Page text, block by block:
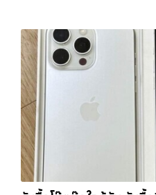
เกษตรนวมินทร์, เสนานิคม, วังหินไม่
ซื้อแมคบุค, รับซื้อโน๊ตบุ๊ค, รับซื้อแท็บเ
ไอที กรุงเทพฯ – เราพร้อมให้บริการครบ
แบบครบวงจรสำหรับลูกค้าที่ต้องการข
โฟน ทุกรุ่น…
ว่าอุปกรณ์แต่ละชิ้นไม่ใช่แค่เครื่องใช้
ต้องการเปลี่ยนรุ่น หรือต้องการเงินด่
เครื่อง ฟรี ปราบปรามความยุ่งยากทั้ง
จ่ายเงินทันทีเมื่อตกลงซื้อขายสำเร็จ
สายใหม่-เก่า, Samsung ทุกรุ่น,
จะอยู่ในสภาพใช้งานแล้ว ตกแต่งแล้ว
ไม่ได้ขึ้นอยู่แค่ยี่ห้อ แต่ขึ้นอยู่กับสภาพ
การขายของคุณ เราจึงตั้งใจให้บริการ
แจ้งวัฒนะ, บางแค, วัชรพล, รามอินท
เสนานิคม, วังหิน อย่างเต็มที่ ไม่ว่าคุ
“รับซื้อโทรศัพท์มือสองกรุงเทพ”, “ขา
กรุงเทพถึงที่”, หรือ “รับซื้อ
ดา บางรัก แจ้งวัฒนะ บางแค วัชรพล
บริการรับซื้อมือถือ iPhone
รัชดา บางรัก แจ้งวัฒนะ บางแค วัชร
ซื้อแท็บเล็ตบางนา บริการรับซื้อมือถือ
ใน พื้นที่ ลาดพร้าว รัชดา บางรัก แจ้ง
พร้อมจ่ายเงินทันที… รับซื้อแท็บเล็ตบ
แบรนด์ ทุกสภาพ — ขอขายง่าย ได้เงิ
การ รับซื้อไอโฟน, รับซื้อไอแพด, รับ
ถือ.com” เว็บไซต์ที่คุณไว้วางใจได้
Samsung, iPad, แท็บเล็ต ทุกยี่ห้อ ใ
ครอบคลุมพื้นที่ ลาดพร้าว, รัชดา, บา
รามอินทรา และเขตกรุงเทพฯ ใกล้ “